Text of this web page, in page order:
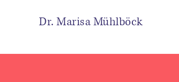
Dr. Marisa Mühlböck